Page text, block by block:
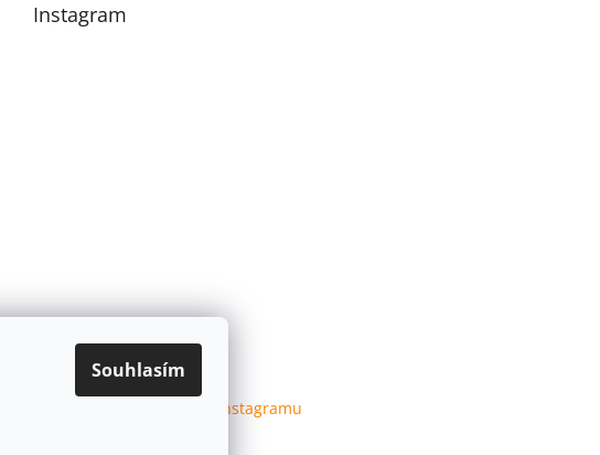
Souhlasím
Instagram
Sledovat na Instagramu